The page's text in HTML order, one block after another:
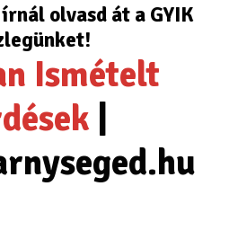
olvasd át a GYIK
Ismételt